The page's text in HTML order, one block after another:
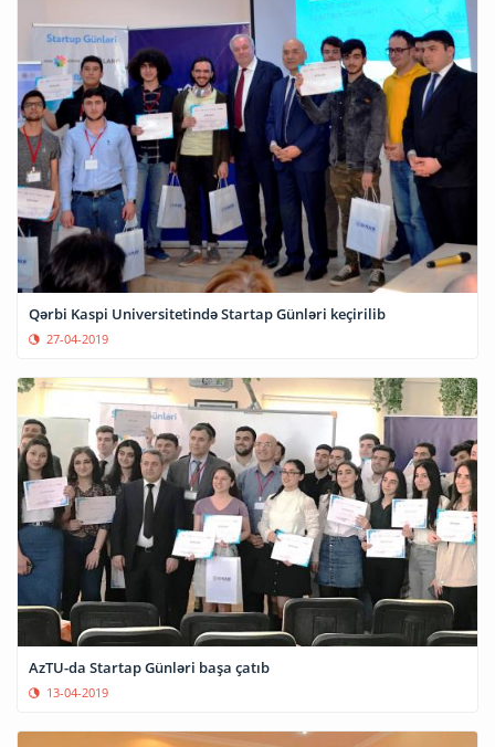
Qərbi Kaspi Universitetində Startap Günləri keçirilib
27-04-2019
AzTU-da Startap Günləri başa çatıb
13-04-2019